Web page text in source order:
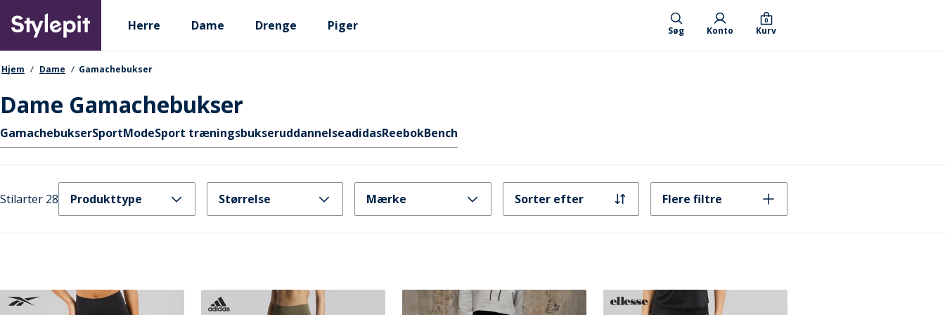
main
content
Primary departments
Herre Dame Drenge Piger Søg Konto Kurv
0
navigationssti
Hjem Dame Gamachebukser
Dame Gamachebukser
Hurtige links
GamachebukserSportModeSport træningsbukseruddannelseadidasReebokBench
Stilarter 28 Produkttype Størrelse Mærke Sorter efter Flere filtre